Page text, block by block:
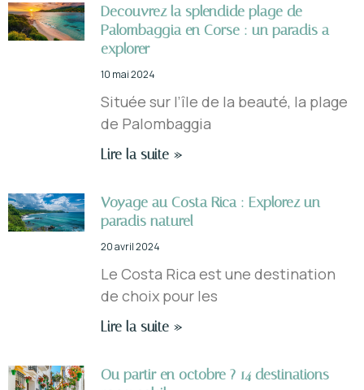
Decouvrez la splendide plage de
Palombaggia en Corse : un paradis a
explorer
10 mai 2024
Située sur l’île de la beauté, la plage
de Palombaggia
Lire la suite »
Voyage au Costa Rica : Explorez un
paradis naturel
20 avril 2024
Le Costa Rica est une destination
de choix pour les
Lire la suite »
Ou partir en octobre ? 14 destinations